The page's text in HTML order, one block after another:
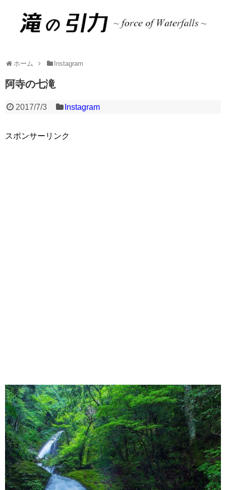
ホーム Instagram
阿寺の七滝
2017/7/3 Instagram
スポンサーリンク